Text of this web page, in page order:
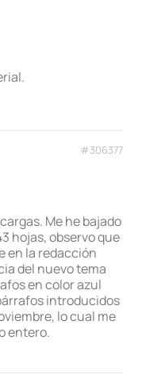
#306377
Me he bajado
hojas, observo que
en la redacción
del nuevo tema
en color azul
introducidos
lo cual me
entero.